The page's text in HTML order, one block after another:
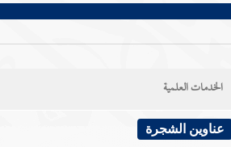
الخدمات العلمية
عناوين الشجرة